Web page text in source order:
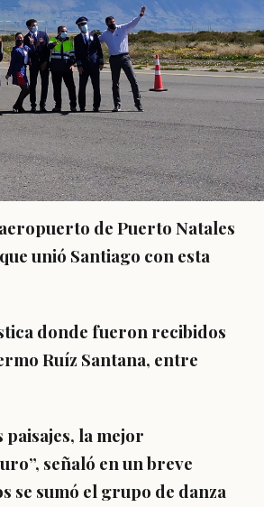
de Puerto Natales
unió Santiago con esta
donde fueron recibidos
Ruíz Santana, entre
paisajes, la mejor
señaló en un breve
se sumó el grupo de danza